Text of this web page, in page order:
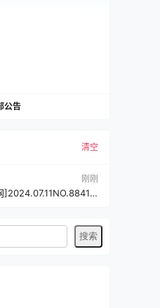
公告
清空
刚刚
]2024.07.11NO.8841